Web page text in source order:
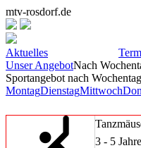
mtv-rosdorf.de
Aktuelles
Unser AngebotNach
Sportangebot nach
MontagDienstagMittwoch
3 - 5 Jahre